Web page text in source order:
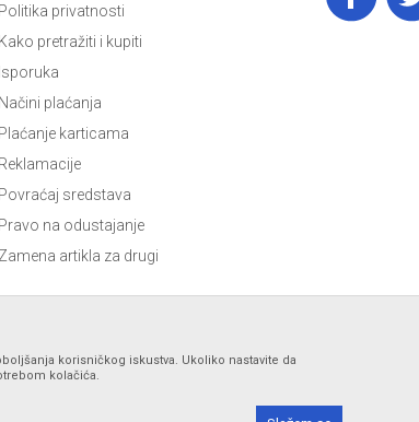
Politika privatnosti
Kako pretražiti i kupiti
Isporuka
Načini plaćanja
Plaćanje karticama
Reklamacije
Povraćaj sredstava
Pravo na odustajanje
Zamena artikla za drugi
korisničkog iskustva. Ukoliko nastavite da
kolačića.